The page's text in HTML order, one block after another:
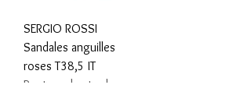
SERGIO ROSSI
Sandales anguilles
roses T38,5 IT
Rupture de stock